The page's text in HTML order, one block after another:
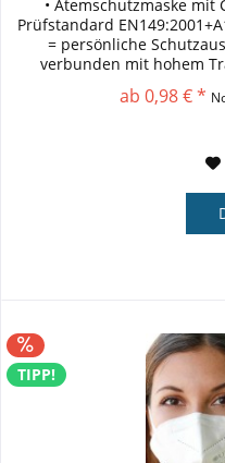
• Atemschutzmaske mit
Prüfstandard
= persönliche
verbunden mit hohem
ab 0,98 € *
TIPP!